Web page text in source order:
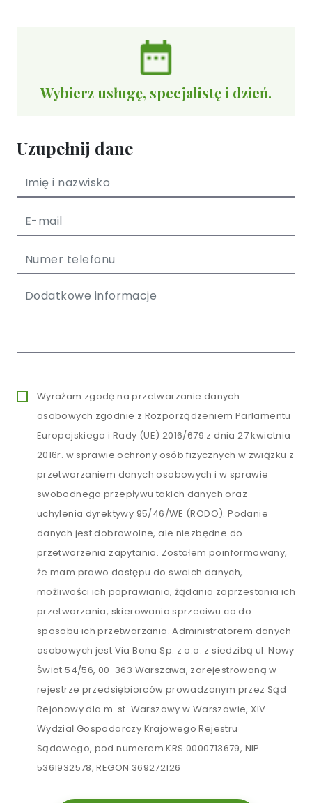
Wybierz usługę, specjalistę i dzień.
Uzupełnij dane
Wyrażam zgodę na przetwarzanie danych
osobowych zgodnie z Rozporządzeniem Parlamentu
Europejskiego i Rady (UE) 2016/679 z dnia 27 kwietnia
2016r. w sprawie ochrony osób fizycznych w związku z
przetwarzaniem danych osobowych i w sprawie
swobodnego przepływu takich danych oraz
uchylenia dyrektywy 95/46/WE (RODO). Podanie
danych jest dobrowolne, ale niezbędne do
przetworzenia zapytania. Zostałem poinformowany,
że mam prawo dostępu do swoich danych,
możliwości ich poprawiania, żądania zaprzestania ich
przetwarzania, skierowania sprzeciwu co do
sposobu ich przetwarzania. Administratorem danych
osobowych jest Via Bona Sp. z o.o. z siedzibą ul. Nowy
Świat 54/56, 00-363 Warszawa, zarejestrowaną w
rejestrze przedsiębiorców prowadzonym przez Sąd
Rejonowy dla m. st. Warszawy w Warszawie, XIV
Wydział Gospodarczy Krajowego Rejestru
Sądowego, pod numerem KRS 0000713679, NIP
5361932578, REGON 369272126